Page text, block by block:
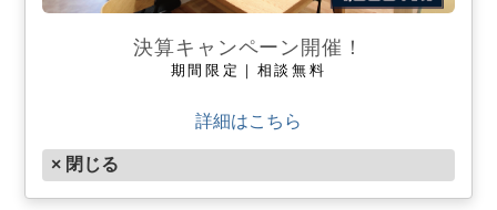
決算キャンペーン開催！
期間限定｜相談無料
詳細はこちら
× 閉じる